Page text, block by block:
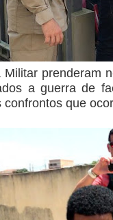
prenderam
a guerra de
que